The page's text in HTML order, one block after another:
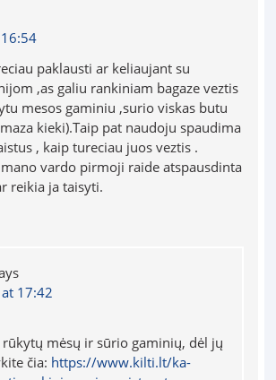
paklausti ar keliaujant su
,as galiu rankiniam bagaze veztis
mesos gaminiu ,surio viskas butu
kieki).Taip pat naudoju spaudima
, kaip tureciau juos veztis .
vardo pirmoji raide atspausdinta
reikia ja taisyti.
17:42
rūkytų mėsų ir sūrio gaminių, dėl jų
čia: https://www.kilti.lt/ka-